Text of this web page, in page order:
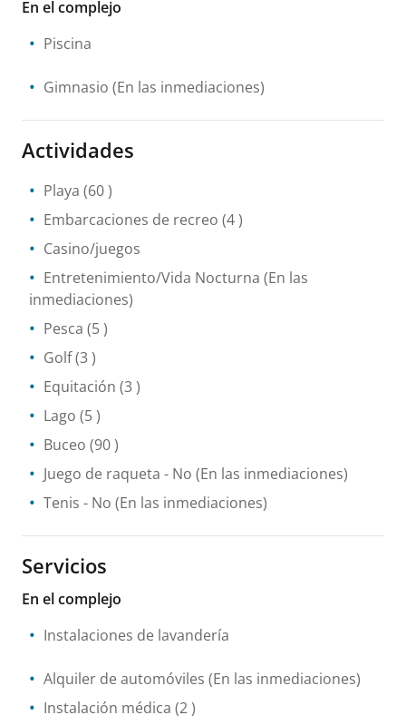
En el complejo
Piscina
Gimnasio (En las inmediaciones)
Actividades
Playa (60 )
Embarcaciones de recreo (4 )
Casino/juegos
Entretenimiento/Vida Nocturna (En las
inmediaciones)
Pesca (5 )
Golf(3 )
Equitación (3 )
Lago (5 )
Buceo (90 )
Juego de raqueta - No (En las inmediaciones)
Tenis - No (En las inmediaciones)
Servicios
En el complejo
Instalaciones de lavandería
Alquiler de automóviles (En las inmediaciones)
Instalación médica (2 )